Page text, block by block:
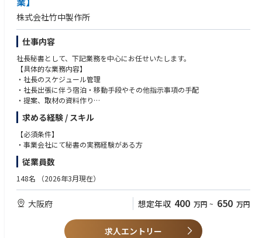
株式会社竹中製作所
仕事内容
社長秘書として、下記業務を中心にお任せいたします。
【具体的な業務内容】
・社長のスケジュール管理
・社長出張に伴う宿泊・移動手段やその他指示事項の手配
・提案、取材の資料作り
またご入社後は、社外PRのため下記広報業務も段階的に従事いただきたい
と考えております。
・各種プレスリリース、メディア等からの取材対応、社内調整
秘書業務のみならず広報業務についても幅広くチャレンジいただける環境
がございます。
求める経験 / スキル
【必須条件】
・事業会社にて秘書の実務経験がある方
従業員数
148名 （2026年3月現在）
大阪府 想定年収 400 万円 ~ 650 万円
求人エントリー